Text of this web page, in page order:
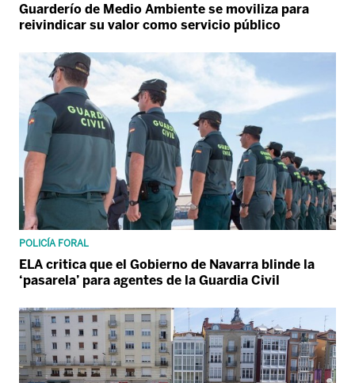
Guarderío de Medio Ambiente se moviliza para
reivindicar su valor como servicio público
POLICÍA FORAL
ELA critica que el Gobierno de Navarra blinde la
‘pasarela’ para agentes de la Guardia Civil